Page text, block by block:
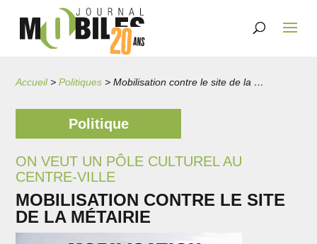
Accueil>Politiques > Mobilisation contre le site de la Métairie
Politique
ON VEUT UN PÔLE CULTUREL AU
CENTRE-VILLE
MOBILISATION CONTRE LE SITE
DE LA MÉTAIRIE